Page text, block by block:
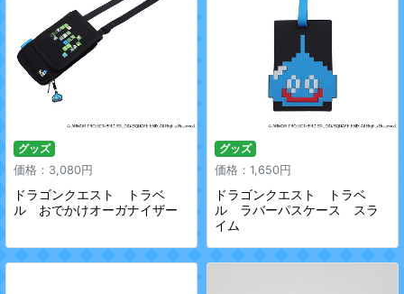
グッズ
価格：3,080円
ドラゴンクエスト トラベ
ル おでかけオーガナイザー
グッズ
価格：1,650円
ドラゴンクエスト トラベ
ル ラバーパスケース スラ
イム